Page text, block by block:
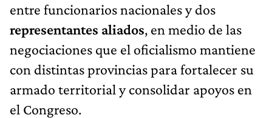
entre funcionarios nacionales y dos
representantes aliados, en medio de las
negociaciones que el oficialismo mantiene
con distintas provincias para fortalecer su
armado territorial y consolidar apoyos en
el Congreso.